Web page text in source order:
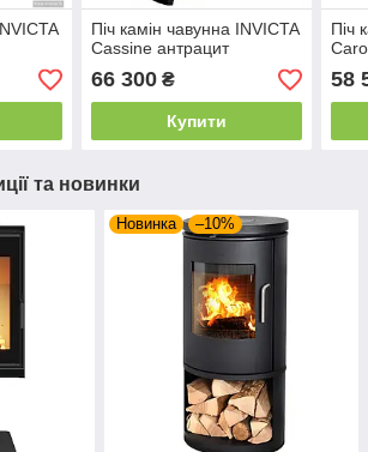
Піч камін чавунна INVICTA
Cassine антрацит
66 300₴
Купити
Піч
58
та новинки
Новинка –10%